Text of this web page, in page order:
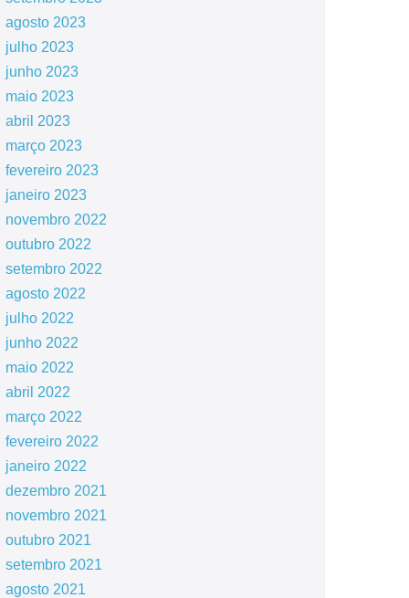
agosto 2023
julho 2023
junho 2023
maio 2023
abril 2023
março 2023
fevereiro 2023
janeiro 2023
novembro 2022
outubro 2022
setembro 2022
agosto 2022
julho 2022
junho 2022
maio 2022
abril 2022
março 2022
fevereiro 2022
janeiro 2022
dezembro 2021
novembro 2021
outubro 2021
setembro 2021
agosto 2021